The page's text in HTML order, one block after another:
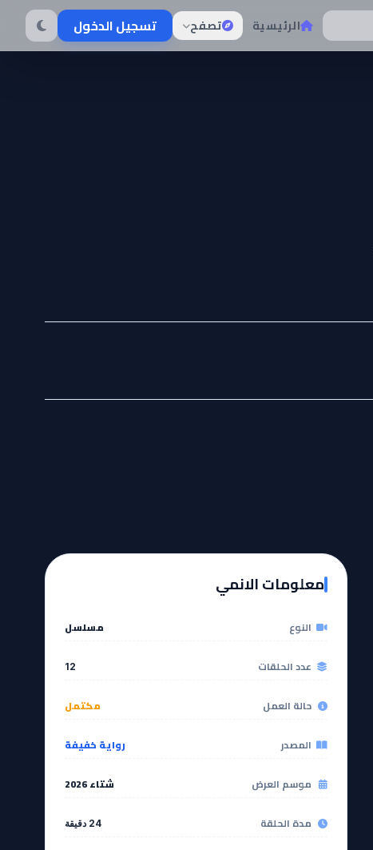
الرئيسية تصفح تسجيل الدخول
معلومات الانمي
النوع مسلسل
عدد الحلقات 12
حالة العمل مكتمل
المصدر رواية خفيفة
موسم العرض شتاء 2026
مدة الحلقة 24 دقيقة